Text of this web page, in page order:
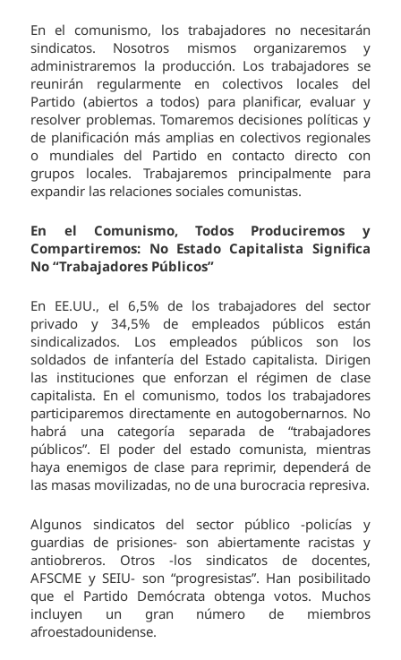
En el comunismo, los trabajadores no necesitarán
sindicatos. Nosotros mismos organizaremos y
administraremos la producción. Los trabajadores se
reunirán regularmente en colectivos locales del
Partido (abiertos a todos) para planificar, evaluar y
resolver problemas. Tomaremos decisiones políticas y
de planificación más amplias en colectivos regionales
o mundiales del Partido en contacto directo con
grupos locales. Trabajaremos principalmente para
expandir las relaciones sociales comunistas.
En el Comunismo, Todos Produciremos y
Compartiremos: No Estado Capitalista Significa
No “Trabajadores Públicos”
En EE.UU., el 6,5% de los trabajadores del sector
privado y 34,5% de empleados públicos están
sindicalizados. Los empleados públicos son los
soldados de infantería del Estado capitalista. Dirigen
las instituciones que enforzan el régimen de clase
capitalista. En el comunismo, todos los trabajadores
participaremos directamente en autogobernarnos. No
habrá una categoría separada de “trabajadores
públicos”. El poder del estado comunista, mientras
haya enemigos de clase para reprimir, dependerá de
las masas movilizadas, no de una burocracia represiva.
Algunos sindicatos del sector público -policías y
guardias de prisiones- son abiertamente racistas y
antiobreros. Otros -los sindicatos de docentes,
AFSCME y SEIU- son “progresistas”. Han posibilitado
que el Partido Demócrata obtenga votos. Muchos
incluyen un gran número de miembros
afroestadounidense.